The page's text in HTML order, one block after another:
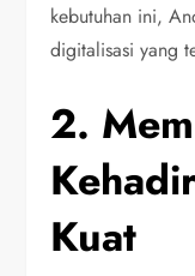
kebutuhan ini,
digitalisasi yang
2.
Kuat